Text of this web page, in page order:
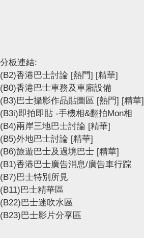
分板連結:
(B2)香港巴士討論 [熱門] [精華]
(B0)香港巴士車務及車廂設備
(B3)巴士攝影作品貼圖區 [熱門] [精華]
(B3i)即拍即貼 -手機相&翻拍Mon相
(B4)兩岸三地巴士討論 [精華]
(B5)外地巴士討論 [精華]
(B6)旅遊巴士及過境巴士 [精華]
(B1)香港巴士廣告消息/廣告車行踪
(B7)巴士特別所見
(B11)巴士精華區
(B22)巴士迷吹水區
(B23)巴士影片分享區